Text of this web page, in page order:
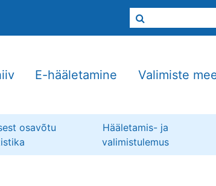
E-hääletamine Valimiste
osavõtu
Hääletamis- ja
valimistulemus